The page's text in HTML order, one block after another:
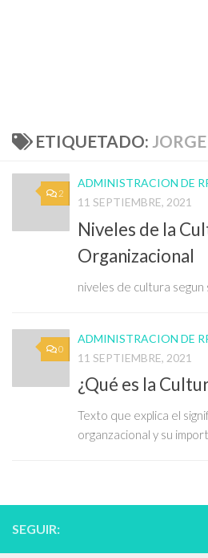
ETIQUETADO:
2
ADMINISTRACION DE
11 SEPTIEMBRE, 2021
Niveles de la
Organizacional
niveles de cultura segun
0
ADMINISTRACION DE
11 SEPTIEMBRE, 2021
¿Qué es la
Texto que explica el
organzacional y su
SEGUIR: